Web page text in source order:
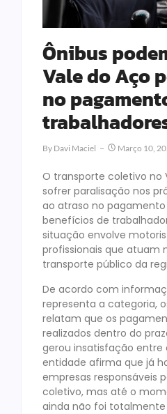
Ônibus
Vale do Aço
no
By Davi Maciel Março 10,
O transporte coletivo no
sofrer paralisação nos
ao atraso no pagamento
benefícios de
situação envolve
profissionais que atuam
transporte público da
De acordo com
representa a categoria,
relatam que os
realizados dentro do
gerou insatisfação entre
entidade afirma que já
empresas responsáveis
coletivo, mas até o
ainda não foi totalmente